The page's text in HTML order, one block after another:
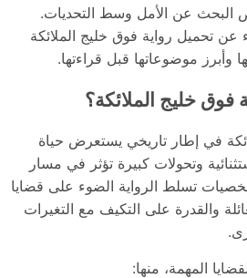
البحث عن الأمل وسط التحديات.
عن تحميل رواية فوق خليج الملائكة
فوق خليج الملائكة؟
في إطار تاريخي يستعرض حياة
وتحولات كبيرة تؤثر في مسار
تسلط الرواية الضوء على قضايا
والقدرة على التكيف مع التغيرات
المهمة، منها: